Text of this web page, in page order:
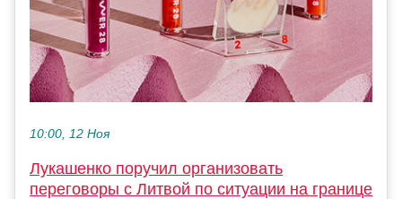
10:00, 12 Ноя
Лукашенко поручил организовать
переговоры с Литвой по ситуации на границе